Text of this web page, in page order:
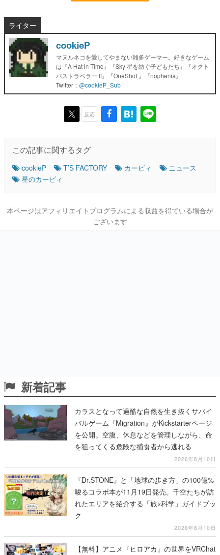
ライター
cookieP
マヌルネコを愛してやまない雑多ゲーマー。好きなゲーム
は『A Hat in Time』『Sky 星を紡ぐ子どもたち』『オクト
パストラベラー II』『OneShot 』『nophenia』
Twitter： @cookieP_Sub
反応
この記事に関するタグ
cookieP T’S FACTORY カービィ
ニュース
星のカービィ
本ページはアフィリエイトプログラムによる収益を得ている場合が
ございます
新着記事
カラスとなって過酷な自然を生き抜くサバイ
バルゲーム『Migration』がKickstarterページ
を公開。空腹、休息などを管理しながら、命
を狙ってくる危険な捕食者から逃れる
2026年8月10日
『Dr.STONE』と「地球の歩き方」の100億%
唆るコラボ本が11月19日発売。千空たちが訪
れたエリアを紹介する「旅×科学」ガイドブッ
ク
2026年8月10日
【無料】アニメ『ヒロアカ』の世界をVRChat